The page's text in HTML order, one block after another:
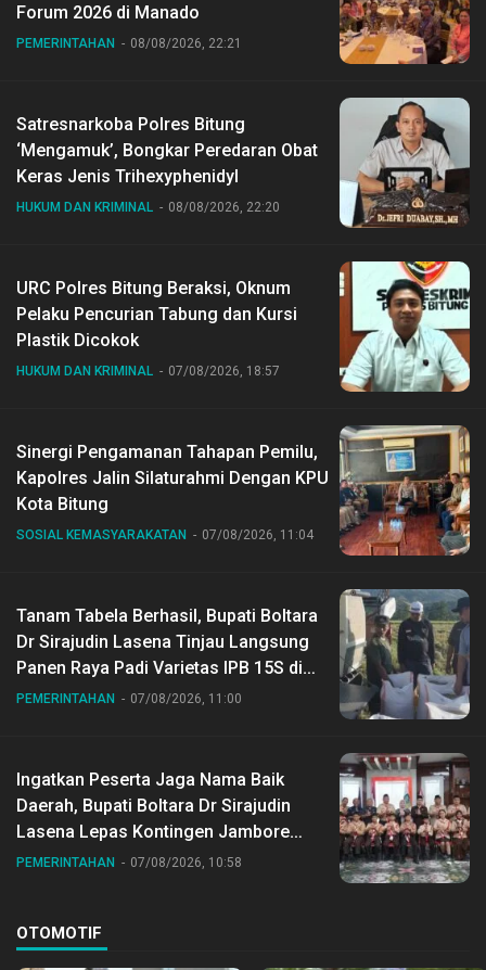
Forum 2026 di Manado
PEMERINTAHAN 08/08/2026, 22:21
Satresnarkoba Polres Bitung
‘Mengamuk’, Bongkar Peredaran Obat
Keras Jenis Trihexyphenidyl
HUKUM DAN KRIMINAL 08/08/2026, 22:20
URC Polres Bitung Beraksi, Oknum
Pelaku Pencurian Tabung dan Kursi
Plastik Dicokok
HUKUM DAN KRIMINAL 07/08/2026, 18:57
Sinergi Pengamanan Tahapan Pemilu,
Kapolres Jalin Silaturahmi Dengan KPU
Kota Bitung
SOSIAL KEMASYARAKATAN 07/08/2026, 11:04
Tanam Tabela Berhasil, Bupati Boltara
Dr Sirajudin Lasena Tinjau Langsung
Panen Raya Padi Varietas IPB 15S di
Desa Gihang
PEMERINTAHAN 07/08/2026, 11:00
Ingatkan Peserta Jaga Nama Baik
Daerah, Bupati Boltara Dr Sirajudin
Lasena Lepas Kontingen Jambore
Nasional ke XII di Buperta Cibubur
PEMERINTAHAN 07/08/2026, 10:58
OTOMOTIF